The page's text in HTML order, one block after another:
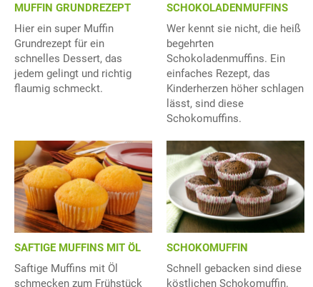
MUFFIN GRUNDREZEPT
Hier ein super Muffin
Grundrezept für ein
schnelles Dessert, das
jedem gelingt und richtig
flaumig schmeckt.
SCHOKOLADENMUFFINS
Wer kennt sie nicht, die heiß
begehrten
Schokoladenmuffins. Ein
einfaches Rezept, das
Kinderherzen höher schlagen
lässt, sind diese
Schokomuffins.
SAFTIGE MUFFINS MIT ÖL
Saftige Muffins mit Öl
schmecken zum Frühstück
SCHOKOMUFFIN
Schnell gebacken sind diese
köstlichen Schokomuffin.